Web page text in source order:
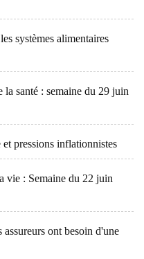
systèmes alimentaires
la santé : semaine du 29 juin
pressions inflationnistes
vie : Semaine du 22 juin
ont besoin d'une